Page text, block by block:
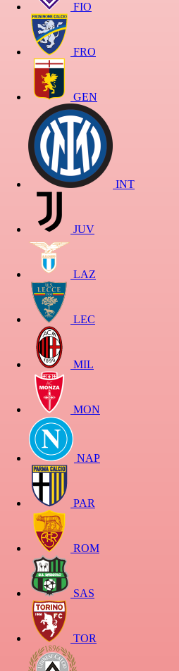
FIO
FRO
GEN
INT
JUV
LAZ
LEC
MIL
MON
NAP
PAR
ROM
SAS
TOR